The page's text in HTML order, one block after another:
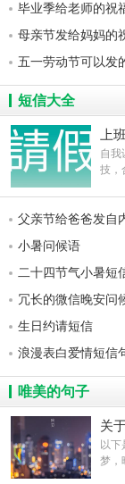
毕业季给老师的祝
母亲节发给妈妈的
五一劳动节可以发
短信大全
上
绝
自我
技，
父亲节给爸爸发自
小暑问候语
二十四节气小暑短
冗长的微信晚安问
生日约请短信
浪漫表白爱情短信
唯美的句子
关
烊
以下
梦，